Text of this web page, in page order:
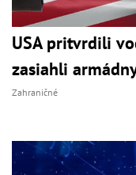
USA pritvrdili
zasiahli
Zahraničné